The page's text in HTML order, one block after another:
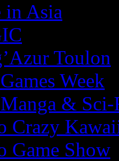
in Asia
Toulon
Week
&
Crazy
Game Show